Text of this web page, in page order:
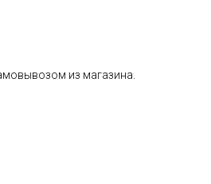
из магазина.